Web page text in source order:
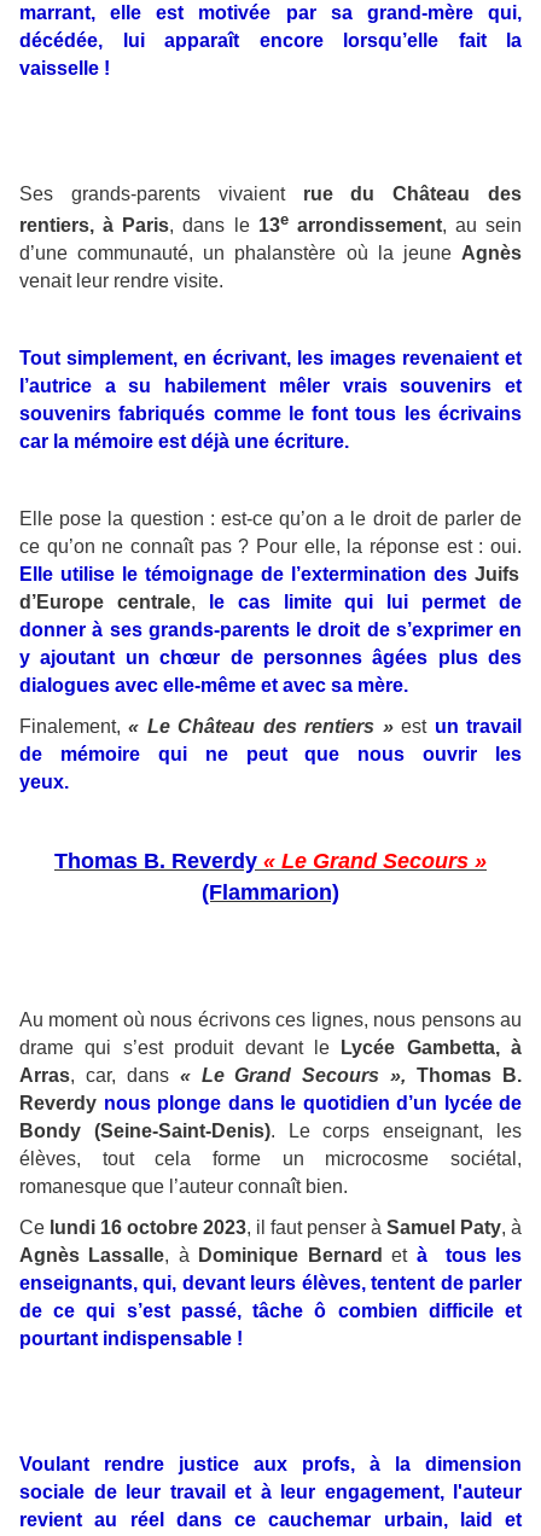
marrant, elle est motivée par sa grand-mère qui,
décédée, lui apparaît encore lorsqu’elle fait la
vaisselle !
Ses grands-parents vivaient rue du Château des
rentiers, à Paris, dans le 13e arrondissement, au sein
d’une communauté, un phalanstère où la jeune Agnès
venait leur rendre visite.
Tout simplement, en écrivant, les images revenaient et
l’autrice a su habilement mêler vrais souvenirs et
souvenirs fabriqués comme le font tous les écrivains
car la mémoire est déjà une écriture.
Elle pose la question : est-ce qu’on a le droit de parler de
ce qu’on ne connaît pas ? Pour elle, la réponse est : oui.
Elle utilise le témoignage de l’extermination des Juifs
d’Europe centrale,
le cas limite qui lui permet de
donner à ses grands-parents le droit de s’exprimer en
y ajoutant un chœur de personnes âgées plus des
dialogues avec elle-même et avec sa mère.
Finalement,« Le Château des rentiers »est un travail
de mémoire qui ne peut que nous ouvrir les
yeux.
Thomas B. Reverdy « Le Grand Secours »
(Flammarion)
Au moment où nous écrivons ces lignes, nous pensons au
drame qui s’est produit devant le
Lycée Gambetta, à
Arras, car, dans « Le Grand Secours », Thomas B.
Reverdy nous plonge dans le quotidien d’un lycée de
Bondy (Seine-Saint-Denis). Le corps enseignant, les
élèves, tout cela forme un microcosme sociétal,
romanesque que l’auteur connaît bien.
Ce lundi 16 octobre 2023, il faut penser à Samuel Paty, à
Agnès Lassalle, à Dominique Bernard et à tous les
enseignants, qui, devant leurs élèves, tentent de parler
de ce qui s’est passé, tâche ô combien difficile et
pourtant indispensable !
Voulant rendre justice aux profs, à la dimension
sociale de leur travail et à leur engagement, l'auteur
revient au réel dans ce cauchemar urbain, laid et